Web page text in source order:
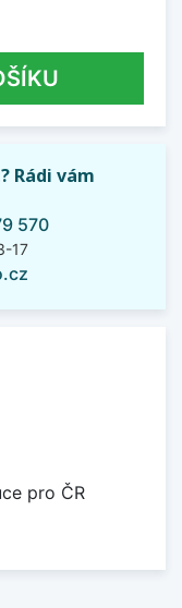
Rádi vám
570
17
pro ČR